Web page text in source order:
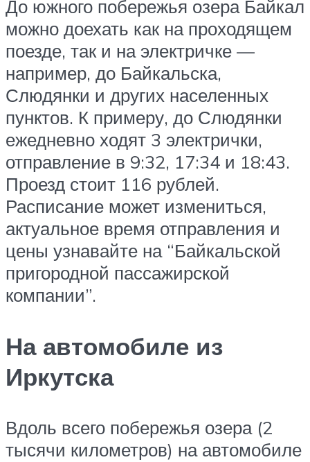
До южного побережья озера Байкал
можно доехать как на проходящем
поезде, так и на электричке —
например, до Байкальска,
Слюдянки и других населенных
пунктов. К примеру, до Слюдянки
ежедневно ходят 3 электрички,
отправление в 9:32, 17:34 и 18:43.
Проезд стоит 116 рублей.
Расписание может измениться,
актуальное время отправления и
цены узнавайте на “Байкальской
пригородной пассажирской
компании”.
На автомобиле из
Иркутска
Вдоль всего побережья озера (2
тысячи километров) на автомобиле